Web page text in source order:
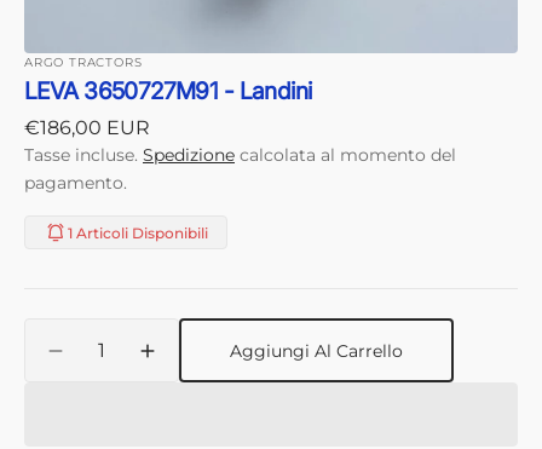
ARGO TRACTORS
LEVA 3650727M91 - Landini
Prezzo
di
listino
€186,00 EUR
Tasse incluse. Spedizione calcolata al momento del
pagamento.
1 Articoli Disponibili
DiminuisciAumenta
quantità
Aggiungi Al Carrello